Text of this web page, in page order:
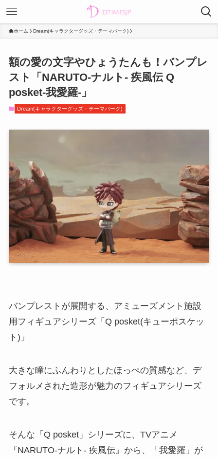
ホーム Dream(キャラクターグッズ・テーマパーク)
額の愛の文字やひょうたんも！バンプレ
スト「NARUTO-ナルト- 疾風伝 Q
posket-我愛羅-」
Dream(キャラクターグッズ・テーマパーク)
バンプレストが展開する、アミューズメント施設
用フィギュアシリーズ「Q posket(キューポスケッ
ト)」
大きな瞳にふんわりとしたほっぺの質感など、デ
フォルメされた造形が魅力のフィギュアシリーズ
です。
そんな「Q posket」シリーズに、TVアニメ
『NARUTO-ナルト- 疾風伝』から、「我愛羅」が